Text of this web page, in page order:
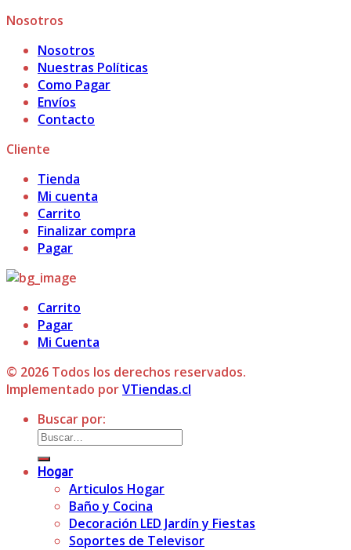
Nosotros
Nosotros
Nuestras Políticas
Como Pagar
Envíos
Contacto
Cliente
Tienda
Mi cuenta
Carrito
Finalizar compra
Pagar
Carrito
Pagar
Mi Cuenta
© 2026 Todos los derechos reservados.
Implementado porVTiendas.cl
Buscar por:
Hogar
Articulos Hogar
Baño y Cocina
Decoración LED Jardín y Fiestas
Soportes de Televisor